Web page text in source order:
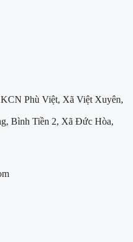
Phù Việt, Xã Việt Xuyên,
Bình Tiền 2, Xã Đức Hòa,